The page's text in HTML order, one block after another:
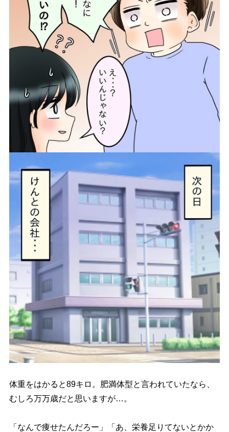
体重をはかると89キロ。肥満体型と言われていたなら、
むしろ万万歳だと思いますが…。
「なんで痩せたんだろー」「あ、栄養足りてないとかか